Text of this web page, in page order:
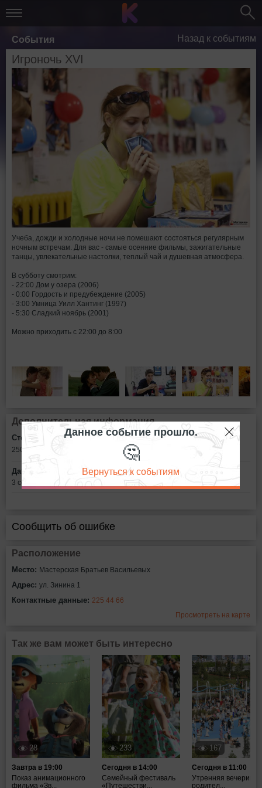
События Назад к событиям
Игроночь XVI
Учеба, дожди и холодные ночи не помешают состояться регулярным
ночным встречам. Для вас - самые осенние фильмы, зажигательные
танцы, увлекательные настолки, теплый чай и душевная атмосфера.
В субботу смотрим:
- 22:00 Дом у озера (2006)
- 0:00 Гордость и предубеждение (2005)
- 3:00 Умница Уилл Хантинг (1997)
- 5:30 Сладкий ноябрь (2001)
Можно приходить с 22:00 до 8:00
Дополнительная информация
Стоимость билетов:
250 рублей
Дата:
3 сентября в 22:00
Сообщить об ошибке
Расположение
Место: Мастерская Братьев Васильевых
Адрес: ул. Зинина 1
Контактные данные: 225 44 66
Просмотреть на карте
Так же вам может быть интересно
28
Завтра в 19:00
Показ анимационного
фильма «Зв...
233
Сегодня в 14:00
Семейный фестиваль
«Путешестви...
167
Сегодня в 11:00
Утренняя
родител...
Данное событие прошло.
🤔
Вернуться к событиям